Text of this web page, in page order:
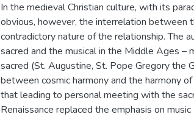
In the medieval Christian culture, with its
obvious, however, the interrelation between
contradictory nature of the relationship. The
sacred and the musical in the Middle Ages –
sacred (St. Augustine, St. Pope Gregory the
between cosmic harmony and the harmony
that leading to personal meeting with the
Renaissance replaced the emphasis on